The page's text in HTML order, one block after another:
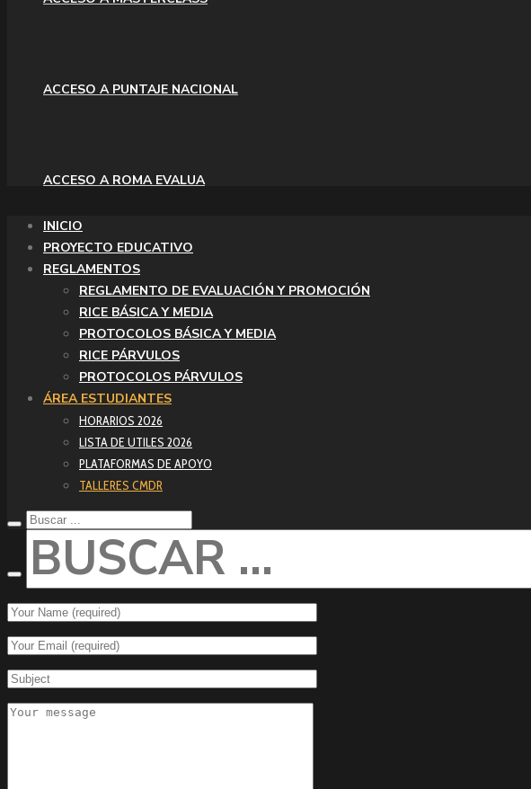
ACCESO A PUNTAJE NACIONAL
ACCESO A ROMA EVALUA
INICIO
PROYECTO EDUCATIVO
REGLAMENTOS
REGLAMENTO DE EVALUACIÓN Y PROMOCIÓN
RICE BÁSICA Y MEDIA
PROTOCOLOS BÁSICA Y MEDIA
RICE PÁRVULOS
PROTOCOLOS PÁRVULOS
ÁREA ESTUDIANTES
HORARIOS 2026
LISTA DE UTILES 2026
PLATAFORMAS DE APOYO
TALLERES CMDR